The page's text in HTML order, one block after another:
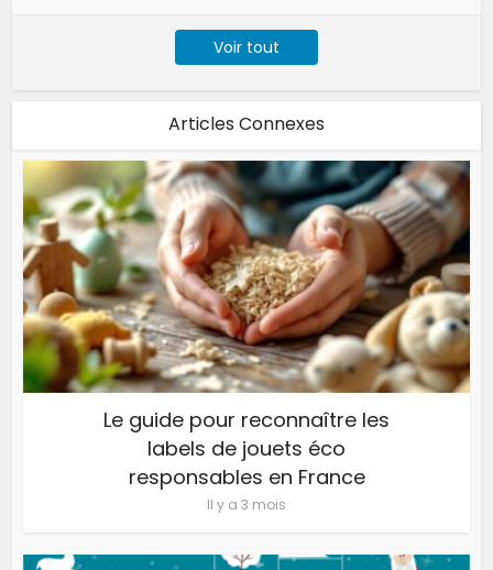
Voir tout
Articles Connexes
Le guide pour reconnaître les
labels de jouets éco
responsables en France
Il y a 3 mois